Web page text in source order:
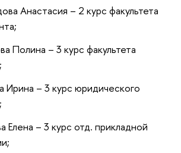
Анастасия – 2 курс факультета
Полина – 3 курс факультета
Ирина – 3 курс юридического
Елена – 3 курс отд. прикладной